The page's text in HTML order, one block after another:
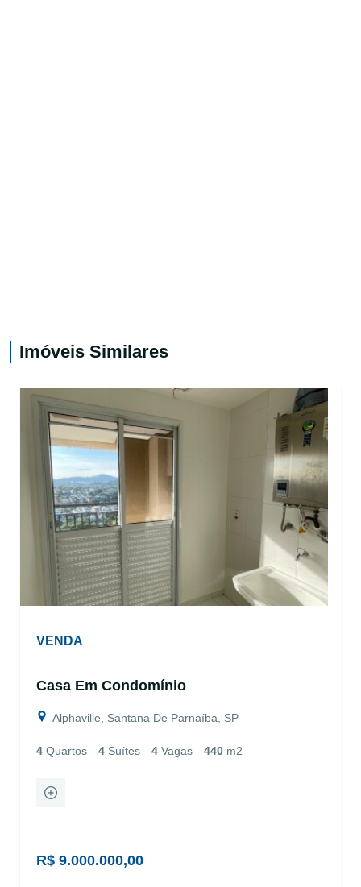
Imóveis Similares
VENDA
Casa Em Condomínio
Alphaville, Santana De Parnaíba, SP
4 Quartos 4 Suítes 4 Vagas 440 m2
R$ 9.000.000,00